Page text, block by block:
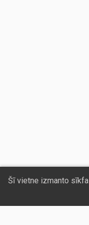
Šī vietne izmanto